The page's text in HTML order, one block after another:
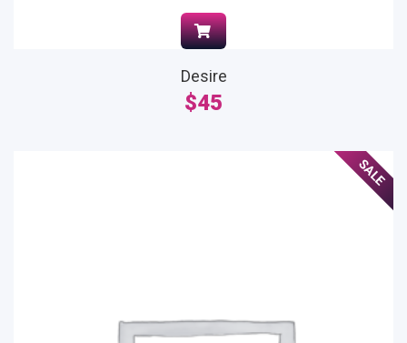
Desire
$45
SALE